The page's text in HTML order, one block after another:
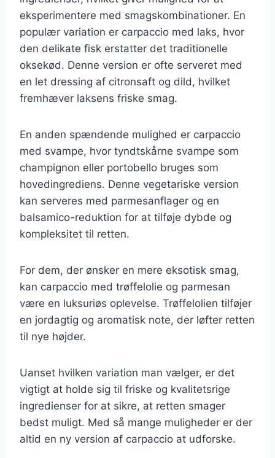
eksperimentere med smagskombinationer. En
populær variation er carpaccio med laks, hvor
den delikate fisk erstatter det traditionelle
oksekød. Denne version er ofte serveret med
en let dressing af citronsaft og dild, hvilket
fremhæver laksens friske smag.
En anden spændende mulighed er carpaccio
med svampe, hvor tyndtskårne svampe som
champignon eller portobello bruges som
hovedingrediens. Denne vegetariske version
kan serveres med parmesanflager og en
balsamico-reduktion for at tilføje dybde og
kompleksitet til retten.
For dem, der ønsker en mere eksotisk smag,
kan carpaccio med trøffelolie og parmesan
være en luksuriøs oplevelse. Trøffelolien tilføjer
en jordagtig og aromatisk note, der løfter retten
til nye højder.
Uanset hvilken variation man vælger, er det
vigtigt at holde sig til friske og kvalitetsrige
ingredienser for at sikre, at retten smager
bedst muligt. Med så mange muligheder er der
altid en ny version af carpaccio at udforske.